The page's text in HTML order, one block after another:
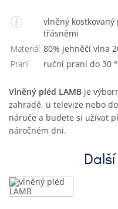
vlněný kostkovaný pléd v cihlovozelené barvě s
třásněmi
Materiál
80% jehněčí vlna
Praní
ruční praní do 30
Vlněný pléd LAMB je
zahradě, u televize nebo
náruče a budete si užívat
náročném dni.